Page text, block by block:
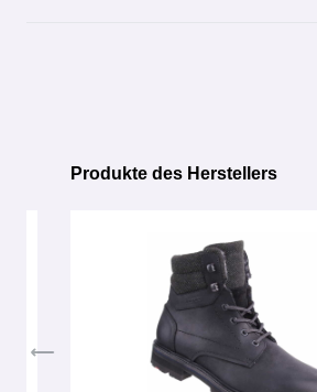
Produktgalerie überspringen
Produkte des Herstellers